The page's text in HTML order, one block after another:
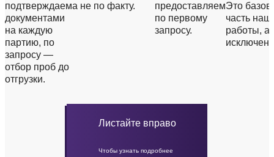
подтверждаем
документами
на каждую
партию, по
запросу —
отбор проб до
отгрузки.
а не по факту.
предоставляем
по первому
запросу.
Это
часть
работы, а
Листайте вправо
Чтобы узнать подробнее